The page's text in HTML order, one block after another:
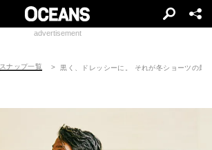
advertisement
スナップ一覧 黒く、ドレッシーに。 それが冬ショーツの最